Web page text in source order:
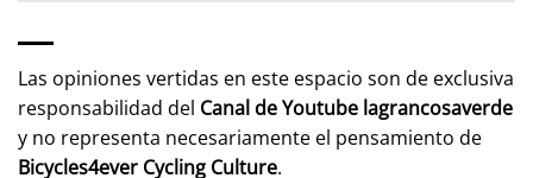
Las opiniones vertidas en este espacio son de exclusiva
responsabilidad del Canal de Youtube lagrancosaverde
y no representa necesariamente el pensamiento de
Bicycles4ever Cycling Culture.